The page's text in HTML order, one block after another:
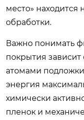
место» находится
обработки.
Важно понимать
покрытия
атомами
энергия
химически
пленок и